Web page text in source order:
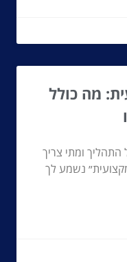
מה כולל
התהליך ומתי צריך
נשמע לך